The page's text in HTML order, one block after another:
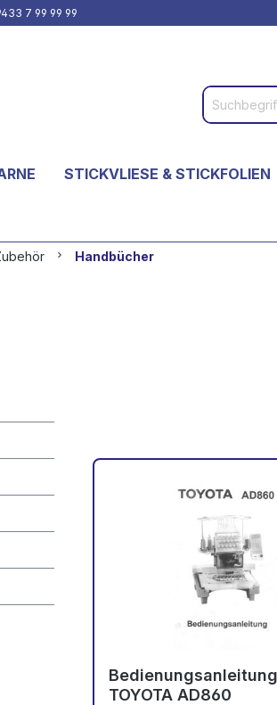
7 99 99 99
STICKVLIESE & STICKFOLIEN
Handbücher
Bedienungsanleitung
TOYOTA AD860